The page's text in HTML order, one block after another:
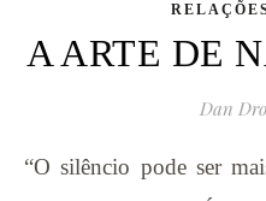
A ARTE DE
Dan
“O silêncio pode ser mais sábio do que a opinião.